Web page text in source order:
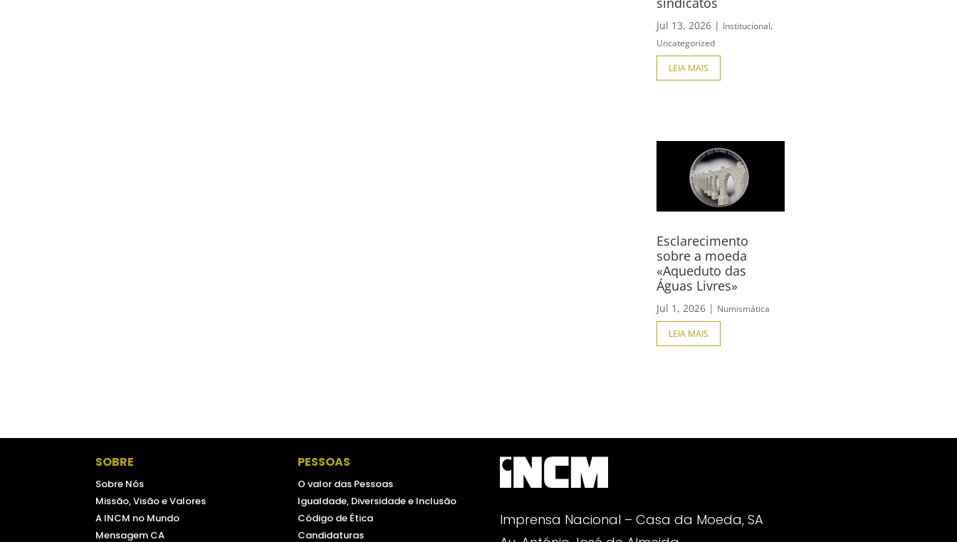
Jul 13, 2026 | Institucional,
Uncategorized
LEIA MAIS
Esclarecimento
sobre a moeda
«Aqueduto das
Águas Livres»
Jul 1, 2026 | Numismática
LEIA MAIS
SOBRE
Sobre Nós
Missão, Visão e Valores
A INCM no Mundo
Mensagem CA
PESSOAS
O valor das Pessoas
Igualdade, Diversidade e Inclusão
Código de Ética
Candidaturas
Imprensa Nacional – Casa da Moeda, SA